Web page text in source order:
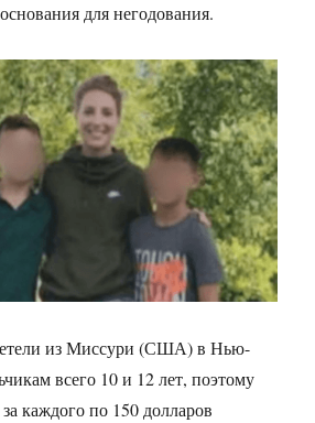
основания для негодования.
из Миссури (США) в Нью-
всего 10 и 12 лет, поэтому
каждого по 150 долларов